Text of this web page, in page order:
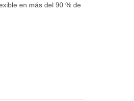
en más del 90 % de